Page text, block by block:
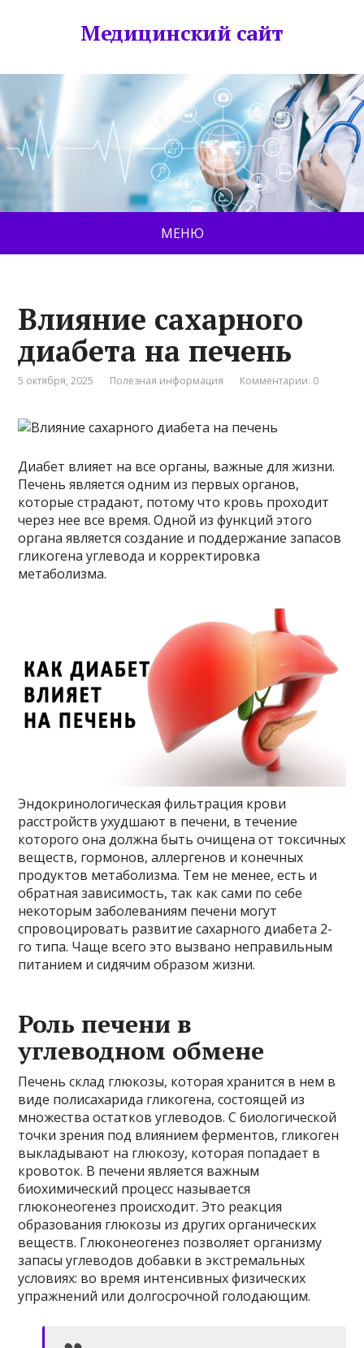
Медицинский сайт
МЕНЮ
Влияние сахарного
диабета на печень
5 октября, 2025 Полезная информация Комментарии: 0
Диабет влияет на все органы, важные для жизни.
Печень является одним из первых органов,
которые страдают, потому что кровь проходит
через нее все время. Одной из функций этого
органа является создание и поддержание запасов
гликогена углевода и корректировка
метаболизма.
Эндокринологическая фильтрация крови
расстройств ухудшают в печени, в течение
которого она должна быть очищена от токсичных
веществ, гормонов, аллергенов и конечных
продуктов метаболизма. Тем не менее, есть и
обратная зависимость, так как сами по себе
некоторым заболеваниям печени могут
спровоцировать развитие сахарного диабета 2-
го типа. Чаще всего это вызвано неправильным
питанием и сидячим образом жизни.
Роль печени в
углеводном обмене
Печень склад глюкозы, которая хранится в нем в
виде полисахарида гликогена, состоящей из
множества остатков углеводов. С биологической
точки зрения под влиянием ферментов, гликоген
выкладывают на глюкозу, которая попадает в
кровоток. В печени является важным
биохимический процесс называется
глюконеогенез происходит. Это реакция
образования глюкозы из других органических
веществ. Глюконеогенез позволяет организму
запасы углеводов добавки в экстремальных
условиях: во время интенсивных физических
упражнений или долгосрочной голодающим.